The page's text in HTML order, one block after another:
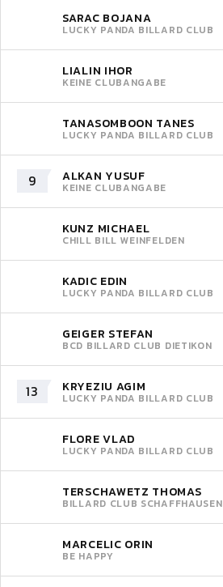
SARAC BOJANA
LUCKY PANDA BILLARD CLUB
LIALIN IHOR
KEINE CLUBANGABE
TANASOMBOON TANES
LUCKY PANDA BILLARD CLUB
9 ALKAN YUSUF
KEINE CLUBANGABE
KUNZ MICHAEL
CHILL BILL WEINFELDEN
KADIC EDIN
LUCKY PANDA BILLARD CLUB
GEIGER STEFAN
BCD BILLARD CLUB DIETIKON
13 KRYEZIU AGIM
LUCKY PANDA BILLARD CLUB
FLORE VLAD
LUCKY PANDA BILLARD CLUB
TERSCHAWETZ THOMAS
BILLARD CLUB SCHAFFHAUSEN
MARCELIC ORIN
BE HAPPY